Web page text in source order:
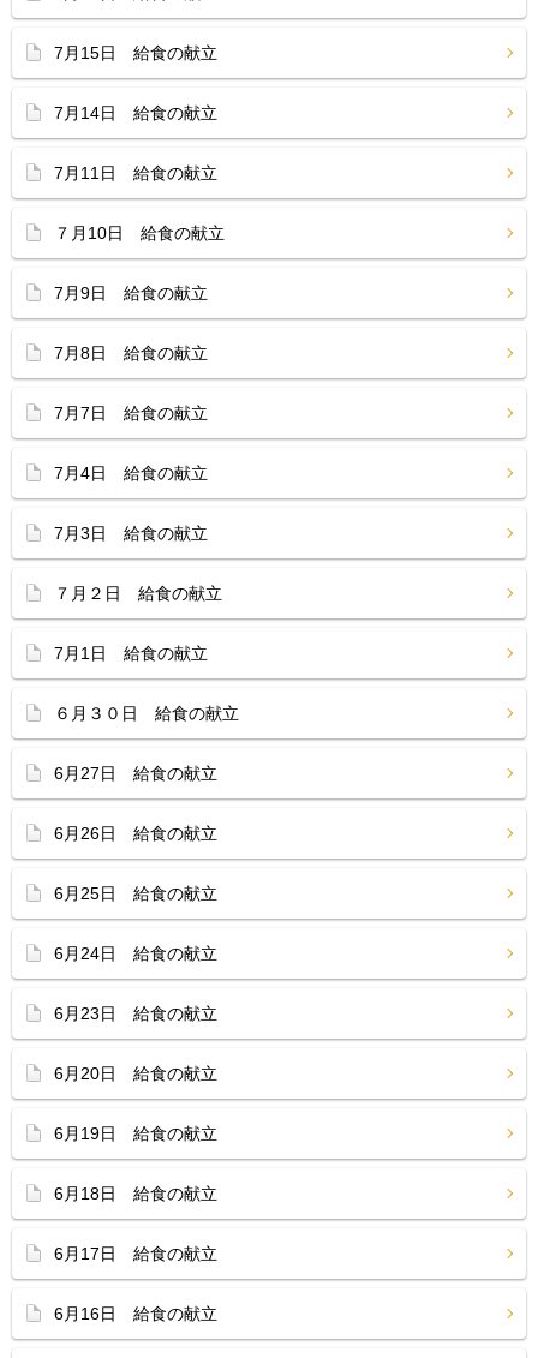
7月15日 給食の献立
7月14日 給食の献立
7月11日 給食の献立
７月10日 給食の献立
7月9日 給食の献立
7月8日 給食の献立
7月7日 給食の献立
7月4日 給食の献立
7月3日 給食の献立
７月２日 給食の献立
7月1日 給食の献立
６月３０日 給食の献立
6月27日 給食の献立
6月26日 給食の献立
6月25日 給食の献立
6月24日 給食の献立
6月23日 給食の献立
6月20日 給食の献立
6月19日 給食の献立
6月18日 給食の献立
6月17日 給食の献立
6月16日 給食の献立